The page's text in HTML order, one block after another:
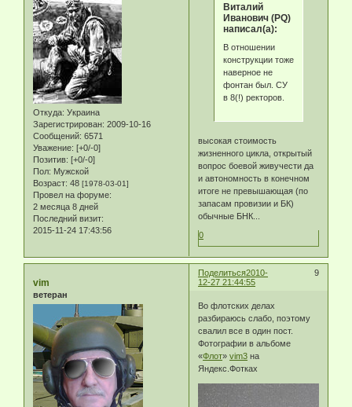
Откуда: Украина
Зарегистрирован: 2009-10-16
Сообщений: 6571
Уважение: [+0/-0]
Позитив: [+0/-0]
Пол: Мужской
Возраст: 48 [1978-03-01]
Провел на форуме:
2 месяца 8 дней
Последний визит:
2015-11-24 17:43:56
Виталий
Иванович (PQ)
написал(а):
В отношении
конструкции тоже
наверное не
фонтан был. СУ
в 8(!) ректоров.
высокая стоимость
жизненного цикла, открытый
вопрос боевой живучести да
и автономность в конечном
итоге не превышающая (по
запасам провизии и БК)
обычные БНК...
0
Поделиться 9
2010-
12-27 21:44:55
vim
ветеран
Во флотских делах
разбираюсь слабо, поэтому
свалил все в один пост.
Фотографии в альбоме
«Флот»vim3 на
Яндекс.Фотках